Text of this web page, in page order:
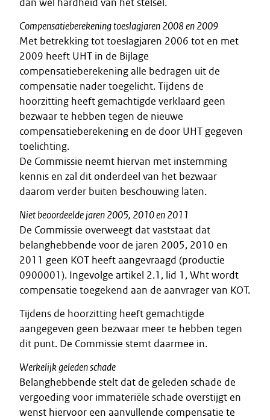
dan wel hardheid van het stelsel.
Compensatieberekening toeslagjaren 2008 en 2009
Met betrekking tot toeslagjaren 2006 tot en met
2009 heeft UHT in de Bijlage
compensatieberekening alle bedragen uit de
compensatie nader toegelicht. Tijdens de
hoorzitting heeft gemachtigde verklaard geen
bezwaar te hebben tegen de nieuwe
compensatieberekening en de door UHT gegeven
toelichting.
De Commissie neemt hiervan met instemming
kennis en zal dit onderdeel van het bezwaar
daarom verder buiten beschouwing laten.
Niet beoordeelde jaren 2005, 2010 en 2011
De Commissie overweegt dat vaststaat dat
belanghebbende voor de jaren 2005, 2010 en
2011 geen KOT heeft aangevraagd (productie
0900001). Ingevolge artikel 2.1, lid 1, Wht wordt
compensatie toegekend aan de aanvrager van KOT.
Tijdens de hoorzitting heeft gemachtigde
aangegeven geen bezwaar meer te hebben tegen
dit punt. De Commissie stemt daarmee in.
Werkelijk geleden schade
Belanghebbende stelt dat de geleden schade de
vergoeding voor immateriële schade overstijgt en
wenst hiervoor een aanvullende compensatie te